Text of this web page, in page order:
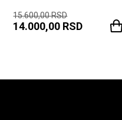
15.600,00RSD
14.000,00 RSD